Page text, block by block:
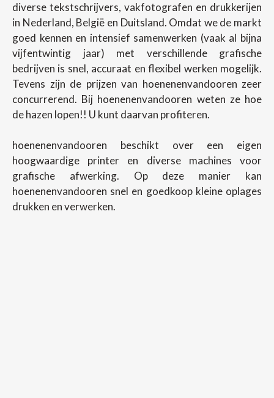
diverse tekstschrijvers, vakfotografen en drukkerijen
in Nederland, België en Duitsland. Omdat we de markt
goed kennen en intensief samenwerken (vaak al bijna
vijfentwintig jaar) met verschillende grafische
bedrijven is snel, accuraat en flexibel werken mogelijk.
Tevens zijn de prijzen van hoenenenvandooren zeer
concurrerend. Bij hoenenenvandooren weten ze hoe
de hazen lopen!! U kunt daarvan profiteren.
hoenenenvandooren beschikt over een eigen
hoogwaardige printer en diverse machines voor
grafische afwerking. Op deze manier kan
hoenenenvandooren snel en goedkoop kleine oplages
drukken en verwerken.